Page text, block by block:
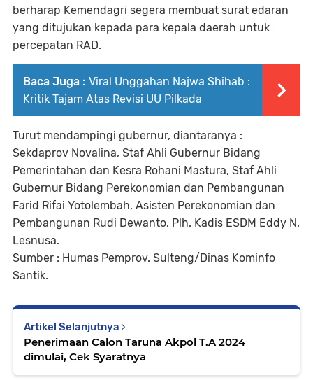
berharap Kemendagri segera membuat surat edaran
yang ditujukan kepada para kepala daerah untuk
percepatan RAD.
Baca Juga : Viral Unggahan Najwa Shihab :
Kritik Tajam Atas Revisi UU Pilkada
Turut mendampingi gubernur, diantaranya :
Sekdaprov Novalina, Staf Ahli Gubernur Bidang
Pemerintahan dan Kesra Rohani Mastura, Staf Ahli
Gubernur Bidang Perekonomian dan Pembangunan
Farid Rifai Yotolembah, Asisten Perekonomian dan
Pembangunan Rudi Dewanto, Plh. Kadis ESDM Eddy N.
Lesnusa.
Sumber : Humas Pemprov. Sulteng/Dinas Kominfo
Santik.
Artikel Selanjutnya
Penerimaan Calon Taruna Akpol T.A 2024
dimulai, Cek Syaratnya